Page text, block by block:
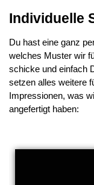
Individuelle
Du hast eine ganz
welches Muster wir
schicke und einfach
setzen alles weitere
Impressionen, was
angefertigt haben: